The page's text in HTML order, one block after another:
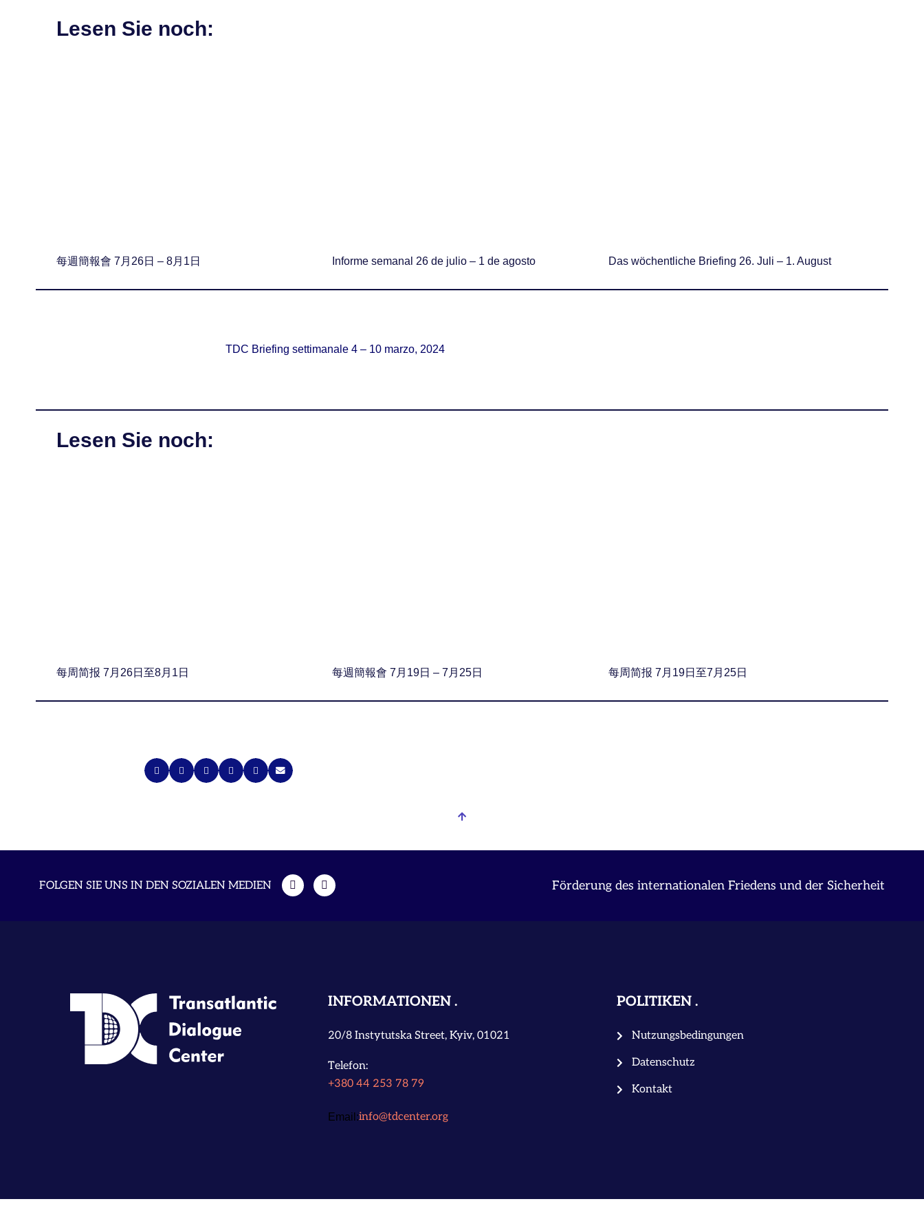
Lesen Sie noch:
每週簡報會 7月26日 – 8月1日 Informe semanal 26 de julio – 1 de agosto Das wöchentliche Briefing 26. Juli – 1. August
TDC Briefing settimanale 4 – 10 marzo, 2024
Lesen Sie noch:
每周简报 7月26日至8月1日 每週簡報會 7月19日 – 7月25日 每周简报 7月19日至7月25日
FOLGEN SIE UNS IN DEN SOZIALEN MEDIEN Förderung des internationalen Friedens und der Sicherheit
INFORMATIONEN
20/8 Instytutska Street, Kyiv, 01021
Telefon:
+380 44 253 78 79
Email:info@tdcenter.org
POLITIKEN
Nutzungsbedingungen
Datenschutz
Kontakt